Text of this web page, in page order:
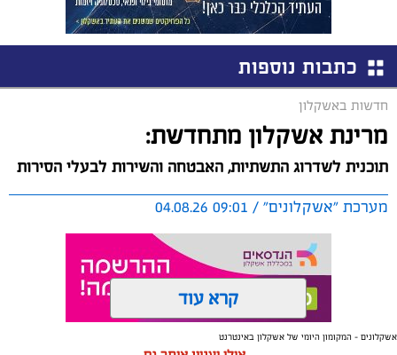
כתבות נוספות
חדשות באשקלון
מרינת אשקלון מתחדשת:
תוכנית לשדרוג התשתיות, האבטחה והשירות לבעלי הסירות
מערכת "אשקלונים" / 09:01 04.08.26
תגים:אשקלון, מרינה
קרא עוד
אשקלונים - המקומון היומי של אשקלון באינטרנט